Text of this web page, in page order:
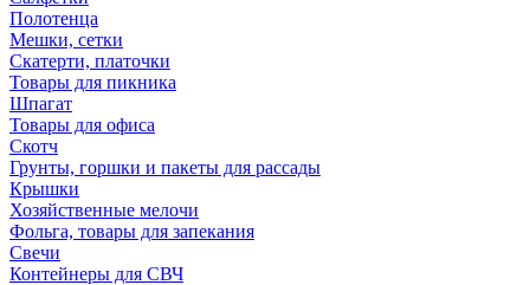
Полотенца
Мешки, сетки
Скатерти, платочки
Товары для пикника
Шпагат
Товары для офиса
Скотч
Грунты, горшки и пакеты для рассады
Крышки
Хозяйственные мелочи
Фольга, товары для запекания
Свечи
Контейнеры для СВЧ